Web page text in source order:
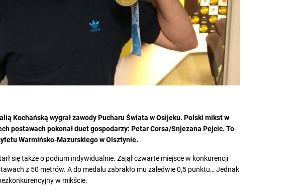
Kochańską wygrał zawody Pucharu Świata w Osijeku. Polski mikst w
postawach pokonał duet gospodarzy: Petar Corsa/Snjezana Pejcic. To
Warmińsko-Mazurskiego w Olsztynie.
się także o podium indywidualnie. Zajął czwarte miejsce w konkurencji
z 50 metrów. A do medalu zabrakło mu zaledwie 0,5 punktu… Jednak
w mikście.